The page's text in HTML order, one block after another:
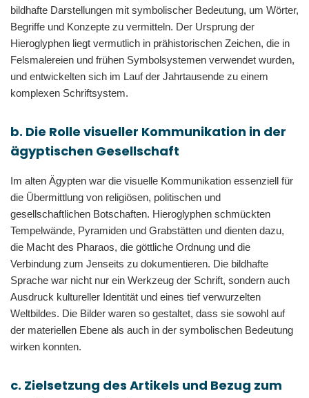
bildhafte Darstellungen mit symbolischer Bedeutung, um Wörter,
Begriffe und Konzepte zu vermitteln. Der Ursprung der
Hieroglyphen liegt vermutlich in prähistorischen Zeichen, die in
Felsmalereien und frühen Symbolsystemen verwendet wurden,
und entwickelten sich im Lauf der Jahrtausende zu einem
komplexen Schriftsystem.
b. Die Rolle visueller Kommunikation in der
ägyptischen Gesellschaft
Im alten Ägypten war die visuelle Kommunikation essenziell für
die Übermittlung von religiösen, politischen und
gesellschaftlichen Botschaften. Hieroglyphen schmückten
Tempelwände, Pyramiden und Grabstätten und dienten dazu,
die Macht des Pharaos, die göttliche Ordnung und die
Verbindung zum Jenseits zu dokumentieren. Die bildhafte
Sprache war nicht nur ein Werkzeug der Schrift, sondern auch
Ausdruck kultureller Identität und eines tief verwurzelten
Weltbildes. Die Bilder waren so gestaltet, dass sie sowohl auf
der materiellen Ebene als auch in der symbolischen Bedeutung
wirken konnten.
c. Zielsetzung des Artikels und Bezug zum